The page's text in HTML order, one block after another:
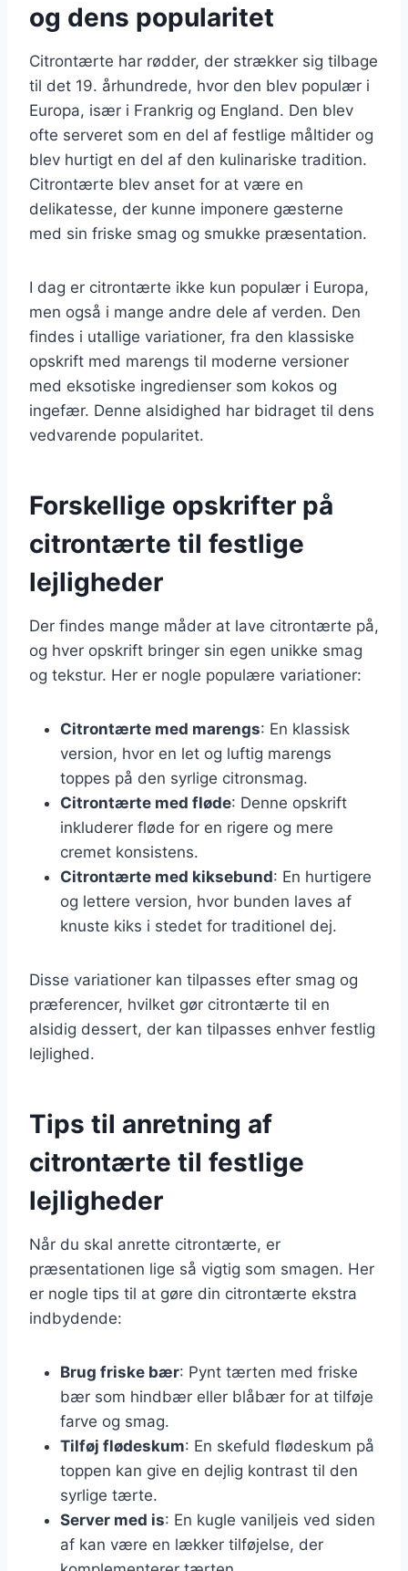
og dens popularitet
Citrontærte har rødder, der strækker sig tilbage
til det 19. århundrede, hvor den blev populær i
Europa, især i Frankrig og England. Den blev
ofte serveret som en del af festlige måltider og
blev hurtigt en del af den kulinariske tradition.
Citrontærte blev anset for at være en
delikatesse, der kunne imponere gæsterne
med sin friske smag og smukke præsentation.
I dag er citrontærte ikke kun populær i Europa,
men også i mange andre dele af verden. Den
findes i utallige variationer, fra den klassiske
opskrift med marengs til moderne versioner
med eksotiske ingredienser som kokos og
ingefær. Denne alsidighed har bidraget til dens
vedvarende popularitet.
Forskellige opskrifter på
citrontærte til festlige
lejligheder
Der findes mange måder at lave citrontærte på,
og hver opskrift bringer sin egen unikke smag
og tekstur. Her er nogle populære variationer:
Citrontærte med marengs: En klassisk
version, hvor en let og luftig marengs
toppes på den syrlige citronsmag.
Citrontærte med fløde: Denne opskrift
inkluderer fløde for en rigere og mere
cremet konsistens.
Citrontærte med kiksebund: En hurtigere
og lettere version, hvor bunden laves af
knuste kiks i stedet for traditionel dej.
Disse variationer kan tilpasses efter smag og
præferencer, hvilket gør citrontærte til en
alsidig dessert, der kan tilpasses enhver festlig
lejlighed.
Tips til anretning af
citrontærte til festlige
lejligheder
Når du skal anrette citrontærte, er
præsentationen lige så vigtig som smagen. Her
er nogle tips til at gøre din citrontærte ekstra
indbydende:
Brug friske bær: Pynt tærten med friske
bær som hindbær eller blåbær for at tilføje
farve og smag.
Tilføj flødeskum: En skefuld flødeskum på
toppen kan give en dejlig kontrast til den
syrlige tærte.
Server med is: En kugle vaniljeis ved siden
af kan være en lækker tilføjelse, der